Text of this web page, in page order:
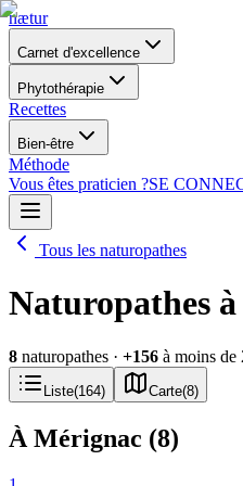
nætur
Carnet d'excellence
Phytothérapie
Recettes
Bien-être
Méthode
Vous êtes praticien ?SE
Tous les naturopathes
Naturopathes
8 naturopathes · +156 à moins de
Liste(164) Carte(8)
À Mérignac (8)